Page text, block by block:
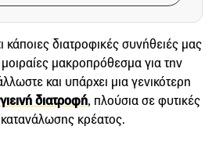
κάποιες διατροφικές συνήθειές μας
μακροπρόθεσμα για την
και υπάρχει μια γενικότερη
διατροφή, πλούσια σε φυτικές
κατανάλωσης κρέατος.